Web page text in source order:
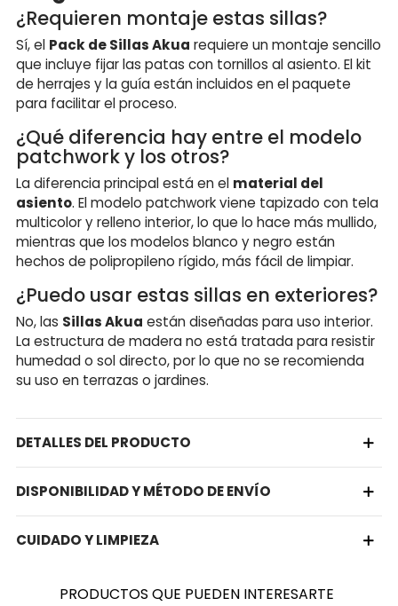
¿Requieren montaje estas sillas?
Sí, el Pack de Sillas Akua requiere un montaje sencillo
que incluye fijar las patas con tornillos al asiento. El kit
de herrajes y la guía están incluidos en el paquete
para facilitar el proceso.
¿Qué diferencia hay entre el modelo
patchwork y los otros?
La diferencia principal está en el material del
asiento. El modelo patchwork viene tapizado con tela
multicolor y relleno interior, lo que lo hace más mullido,
mientras que los modelos blanco y negro están
hechos de polipropileno rígido, más fácil de limpiar.
¿Puedo usar estas sillas en exteriores?
No, las Sillas Akua están diseñadas para uso interior.
La estructura de madera no está tratada para resistir
humedad o sol directo, por lo que no se recomienda
su uso en terrazas o jardines.
DETALLES DEL PRODUCTO
DISPONIBILIDAD Y MÉTODO DE ENVÍO
CUIDADO Y LIMPIEZA
PRODUCTOS QUE PUEDEN INTERESARTE